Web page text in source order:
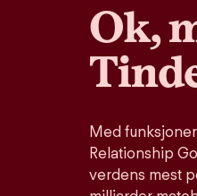
Ok,
Med
Relationship
verdens mest